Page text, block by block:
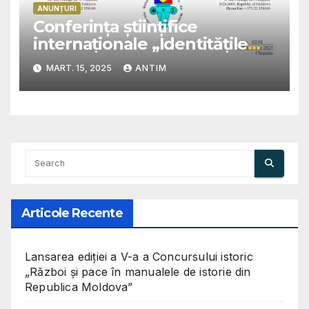
ANUNȚURI
Conferinţa științifice
internaționale „Identitățile
Chișinăului: arhitectură,
cultură și dezvoltare urbană”,
ediția a IX-a
MART. 15, 2025 ANTIM
Articole Recente
Lansarea ediției a V-a a Concursului istoric
„Război și pace în manualele de istorie din
Republica Moldova”